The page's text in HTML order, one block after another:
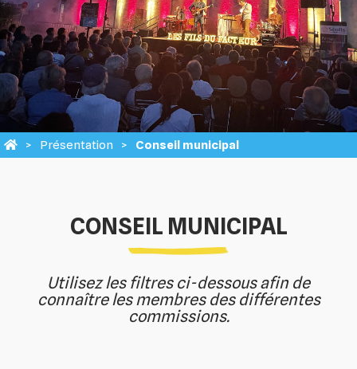
Présentation Conseil municipal
CONSEIL MUNICIPAL
Utilisez les filtres ci-dessous afin de
connaître les membres des différentes
commissions.